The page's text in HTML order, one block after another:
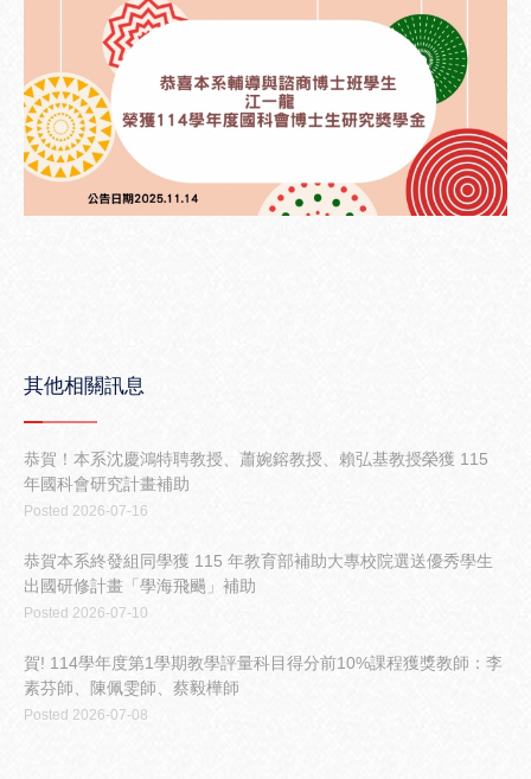
其他相關訊息
恭賀！本系沈慶鴻特聘教授、蕭婉鎔教授、賴弘基教授榮獲 115
年國科會研究計畫補助
Posted 2026-07-16
恭賀本系終發組同學獲 115 年教育部補助大專校院選送優秀學生
出國研修計畫「學海飛颺」補助
Posted 2026-07-10
賀! 114學年度第1學期教學評量科目得分前10%課程獲獎教師：李
素芬師、陳佩雯師、蔡毅樺師
Posted 2026-07-08